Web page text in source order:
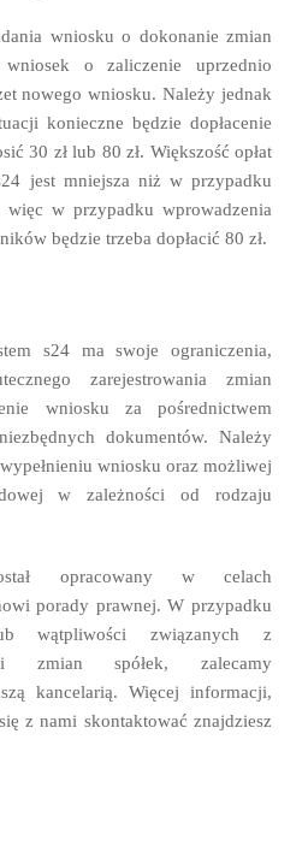
wniosku o dokonanie zmian
o zaliczenie uprzednio
nowego wniosku. Należy jednak
konieczne będzie dopłacenie
30 zł lub 80 zł. Większość opłat
jest mniejsza niż w przypadku
więc w przypadku wprowadzenia
będzie trzeba dopłacić 80 zł.
s24 ma swoje ograniczenia,
zarejestrowania zmian
wniosku za pośrednictwem
dokumentów. Należy
wniosku oraz możliwej
w zależności od rodzaju
opracowany w celach
porady prawnej. W przypadku
wątpliwości związanych z
zmian spółek, zalecamy
kancelarią. Więcej informacji,
z nami skontaktować znajdziesz